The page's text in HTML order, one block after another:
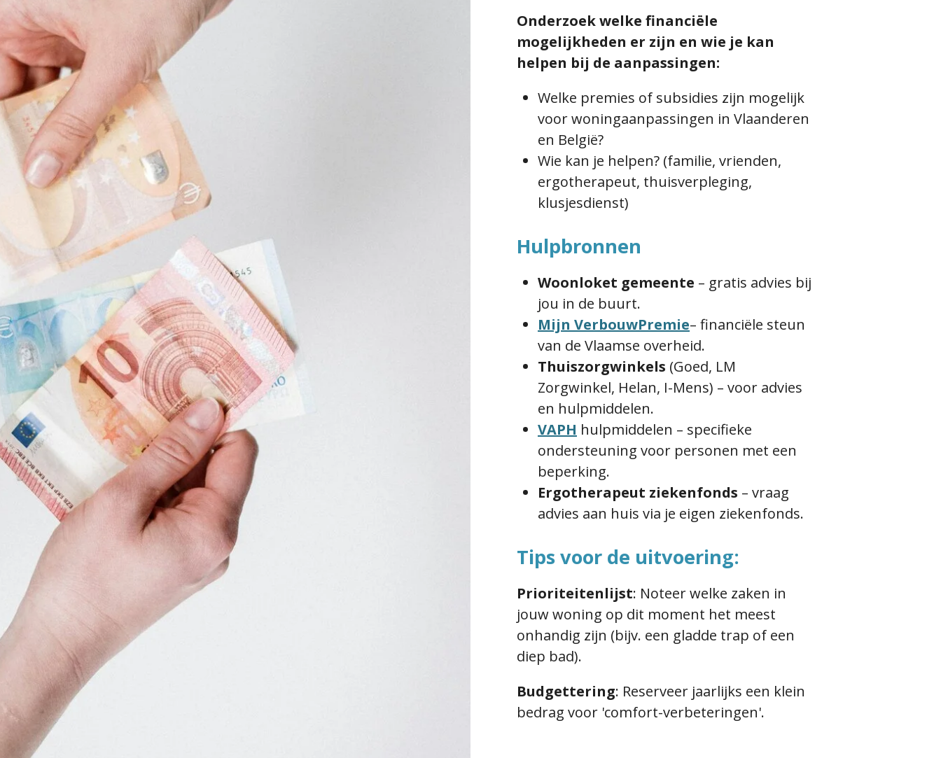
Onderzoek welke financiële
mogelijkheden er zijn en wie je kan
helpen bij de aanpassingen:
Welke premies of subsidies zijn mogelijk
voor woningaanpassingen in Vlaanderen
en België?
Wie kan je helpen? (familie, vrienden,
ergotherapeut, thuisverpleging,
klusjesdienst)
Hulpbronnen
Woonloket gemeente – gratis advies bij
jou in de buurt.
Mijn VerbouwPremie– financiële steun
van de Vlaamse overheid.
Thuiszorgwinkels (Goed, LM
Zorgwinkel, Helan, I-Mens) – voor advies
en hulpmiddelen.
VAPH hulpmiddelen – specifieke
ondersteuning voor personen met een
beperking.
Ergotherapeut ziekenfonds – vraag
advies aan huis via je eigen ziekenfonds.
Tips voor de uitvoering:
Prioriteitenlijst: Noteer welke zaken in
jouw woning op dit moment het meest
onhandig zijn (bijv. een gladde trap of een
diep bad).
Budgettering: Reserveer jaarlijks een klein
bedrag voor 'comfort-verbeteringen'.